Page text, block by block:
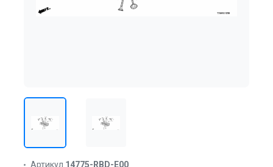
Артикул 14775-RBD-E00